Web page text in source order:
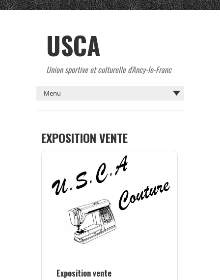
USCA
Union sportive et culturelle d'Ancy-le-Franc
EXPOSITION VENTE
Exposition vente